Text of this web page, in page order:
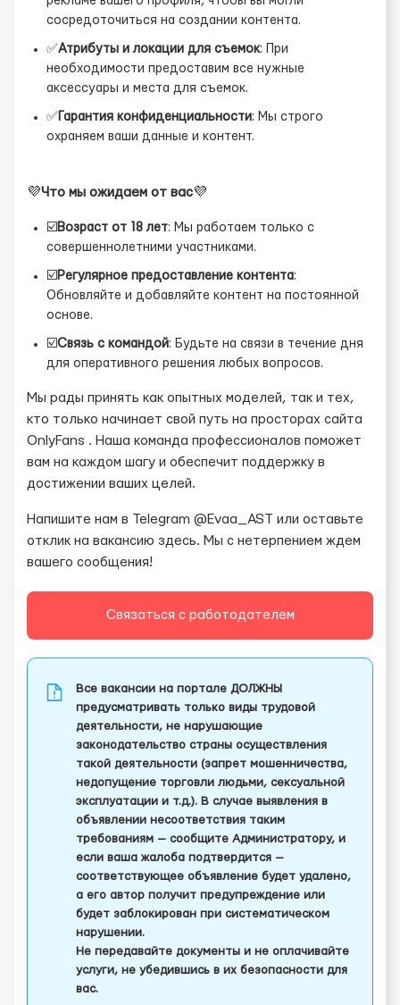
сосредоточиться на создании контента.
✅Атрибуты и локации для съемок: При
необходимости предоставим все нужные
аксессуары и места для съемок.
✅ Гарантия конфиденциальности: Мы строго
охраняем ваши данные и контент.
💜Что мы ожидаем от вас💜
☑️ Возраст от 18 лет: Мы работаем только с
совершеннолетними участниками.
☑️ Регулярное предоставление контента:
Обновляйте и добавляйте контент на постоянной
основе.
☑️Связь с командой: Будьте на связи в течение дня
для оперативного решения любых вопросов.
Мы рады принять как опытных моделей, так и тех,
кто только начинает свой путь на просторах сайта
OnlyFans . Наша команда профессионалов поможет
вам на каждом шагу и обеспечит поддержку в
достижении ваших целей.
Напишите нам в Telegram @Evaa_AST или оставьте
отклик на вакансию здесь. Мы с нетерпением ждем
вашего сообщения!
Связаться с работодателем
Все вакансии на портале ДОЛЖНЫ
предусматривать только виды трудовой
деятельности, не нарушающие
законодательство страны осуществления
такой деятельности (запрет мошенничества,
недопущение торговли людьми, сексуальной
эксплуатации и т.д.). В случае выявления в
объявлении несоответствия таким
требованиям — сообщите Администратору, и
если ваша жалоба подтвердится —
соответствующее объявление будет удалено,
а его автор получит предупреждение или
будет заблокирован при систематическом
нарушении.
Не передавайте документы и не оплачивайте
услуги, не убедившись в их безопасности для
вас.